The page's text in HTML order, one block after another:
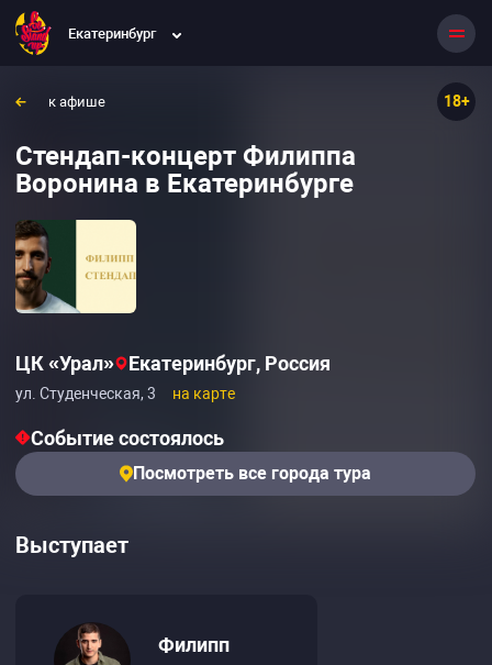
Екатеринбург
к афише 18+
Стендап-концерт Филиппа
Воронина в Екатеринбурге
ЦК «Урал» Екатеринбург, Россия
ул. Студенческая, 3 на карте
Событие состоялось
Посмотреть все города тура
Выступает
Филипп